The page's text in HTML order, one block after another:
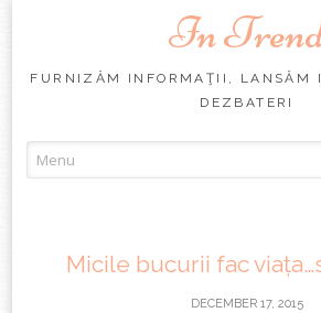
In
FURNIZĂM INFORMAŢII, LANSĂM
DEZBATERI
to
Micile bucurii fac
DECEMBER 17, 2015